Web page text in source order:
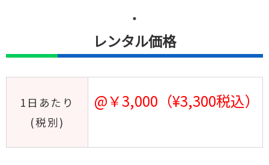
レンタル価格
1日あたり
(税別)
@￥3,000（¥3,300税込）